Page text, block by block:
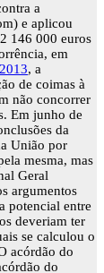
a
e aplicou
146 000 euros
em
, a
de coimas à
não concorrer
Em junho de
da
União por
mesma, mas
Geral
argumentos
potencial entre
deveriam ter
se calculou o
acórdão do
do